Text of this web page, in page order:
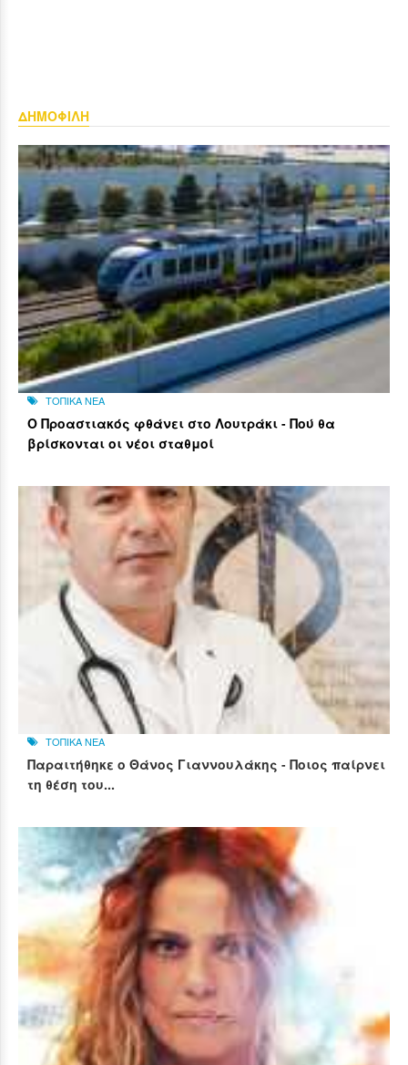
ΔΗΜΟΦΙΛΗ
ΤΟΠΙΚΑ ΝΕΑ
Ο Προαστιακός φθάνει στο Λουτράκι - Πού θα
βρίσκονται οι νέοι σταθμοί
ΤΟΠΙΚΑ ΝΕΑ
Παραιτήθηκε ο Θάνος Γιαννουλάκης - Ποιος παίρνει
τη θέση του...